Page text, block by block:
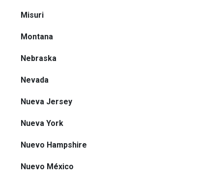
Misuri
Montana
Nebraska
Nevada
Nueva Jersey
Nueva York
Nuevo Hampshire
Nuevo México